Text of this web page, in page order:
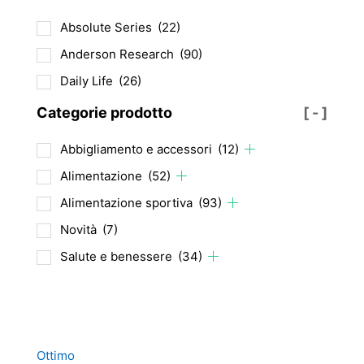
essere
scelte
nella
del
Absolute Series (22)
Anderson Research (90)
Daily Life (26)
Categorie prodotto [ - ]
Abbigliamento e accessori (12)
Alimentazione (52)
Alimentazione sportiva (93)
Novità (7)
Salute e benessere (34)
Ottimo